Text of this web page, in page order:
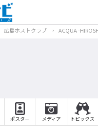
広島ホストクラブ ACQUA -
ポスター メディア トピックス